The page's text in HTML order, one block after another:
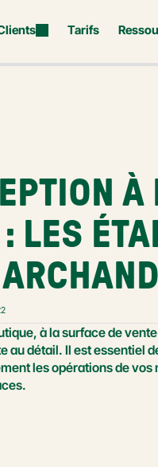
Tarifs
À
LES
à la surface de
au détail. Il est essentiel
les opérations de vos